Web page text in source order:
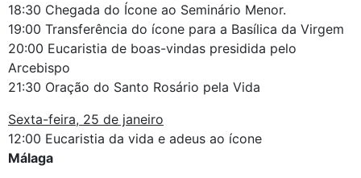
18:30 Chegada do Ícone ao Seminário Menor.
19:00 Transferência do ícone para a Basílica da Virgem
20:00 Eucaristia de boas-vindas presidida pelo
Arcebispo
21:30 Oração do Santo Rosário pela Vida
Sexta-feira, 25 de janeiro
12:00 Eucaristia da vida e adeus ao ícone
Málaga